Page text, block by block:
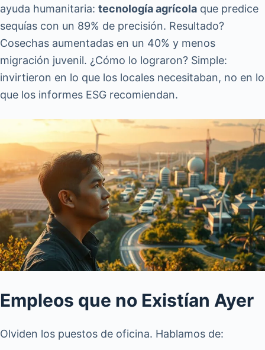
ayuda humanitaria: tecnología agrícola que predice
sequías con un 89% de precisión. Resultado?
Cosechas aumentadas en un 40% y menos
migración juvenil. ¿Cómo lo lograron? Simple:
invirtieron en lo que los locales necesitaban, no en lo
que los informes ESG recomiendan.
Empleos que no Existían Ayer
Olviden los puestos de oficina. Hablamos de: